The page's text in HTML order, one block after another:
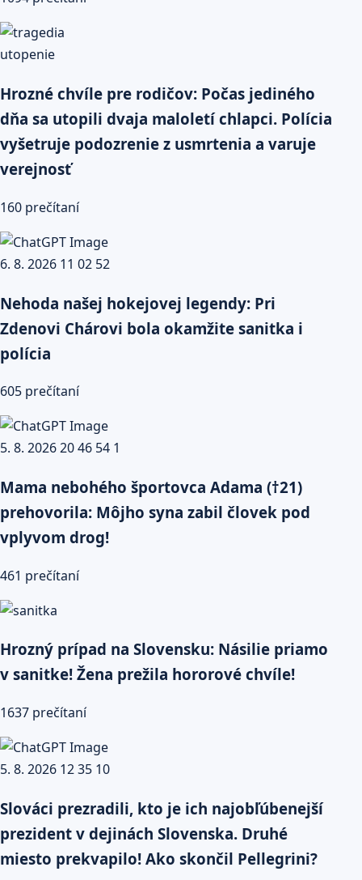
Hrozné chvíle pre rodičov: Počas jediného
dňa sa utopili dvaja maloletí chlapci. Polícia
vyšetruje podozrenie z usmrtenia a varuje
verejnosť
160 prečítaní
Nehoda našej hokejovej legendy: Pri
Zdenovi Chárovi bola okamžite sanitka i
polícia
605 prečítaní
Mama nebohého športovca Adama (†21)
prehovorila: Môjho syna zabil človek pod
vplyvom drog!
461 prečítaní
Hrozný prípad na Slovensku: Násilie priamo
v sanitke! Žena prežila hororové chvíle!
1637 prečítaní
Slováci prezradili, kto je ich najobľúbenejší
prezident v dejinách Slovenska. Druhé
miesto prekvapilo! Ako skončil Pellegrini?